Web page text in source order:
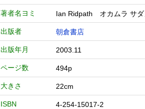
著者名ヨミ Ian Ridpath オカムラ サダ
出版者 朝倉書店
出版年月 2003.11
ページ数 494p
大きさ 22cm
ISBN 4-254-15017-2